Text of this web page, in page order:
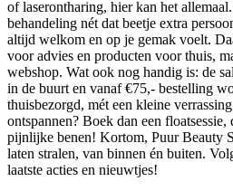
of laserontharing, hier kan het
behandeling nét dat beetje extra
altijd welkom en op je gemak voelt.
voor advies en producten voor thuis,
webshop. Wat ook nog handig is: de
in de buurt en vanaf €75,- bestelling
thuisbezorgd, mét een kleine
ontspannen? Boek dan een
pijnlijke benen! Kortom, Puur Beauty
laten stralen, van binnen én buiten.
laatste acties en nieuwtjes!